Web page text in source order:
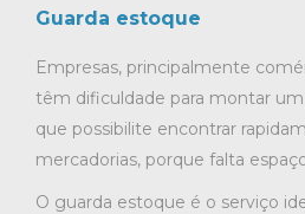
Guarda estoque
Empresas, principalmente
têm dificuldade para montar
que possibilite encontrar
mercadorias, porque falta
O guarda estoque é o serviço